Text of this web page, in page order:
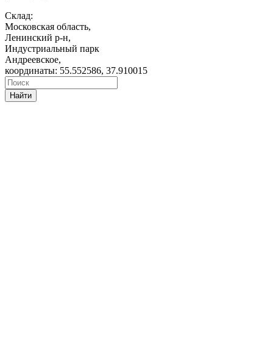
Склад:
Московская область,
Ленинский р-н,
Индустриальный парк
Андреевское,
координаты: 55.552586, 37.910015
Найти